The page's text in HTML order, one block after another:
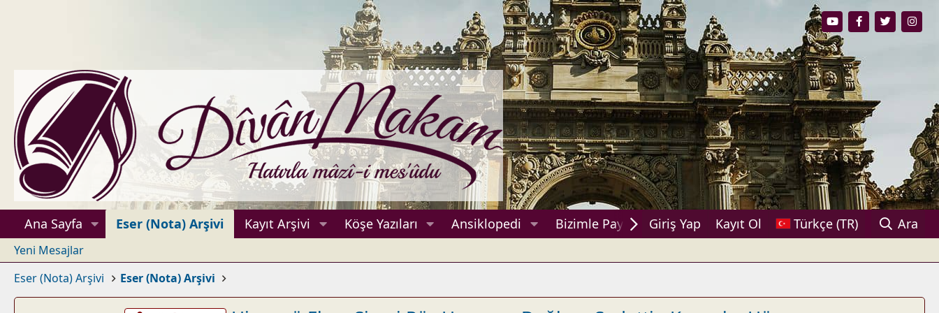
Ana Sayfa Eser (Nota) Arşivi Kayıt Arşivi Köşe Yazıları Ansiklopedi Bizimle Paylaşın!Giriş Yap Kayıt Ol Türkçe (TR) Ara
Yeni Mesajlar
Eser (Nota) Arşivi
Eser (Nota) Arşivi